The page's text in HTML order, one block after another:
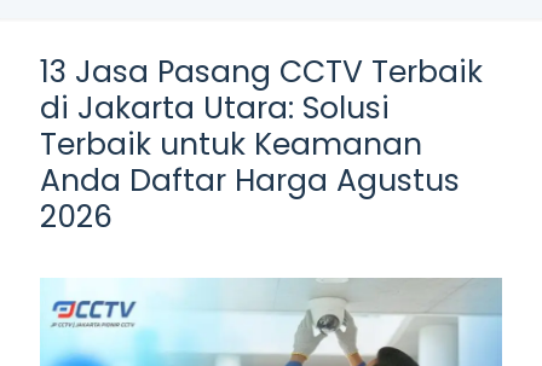
13 Jasa Pasang CCTV Terbaik
di Jakarta Utara: Solusi
Terbaik untuk Keamanan
Anda Daftar Harga Agustus
2026